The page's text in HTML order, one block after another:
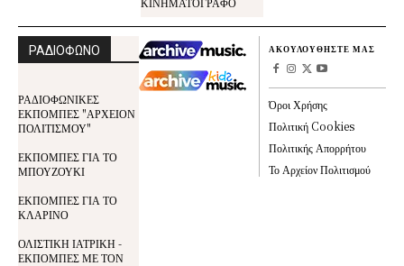
ΡΑΔΙΟΦΩΝΟ
ΡΑΔΙΟΦΩΝΙΚΕΣ
ΕΚΠΟΜΠΕΣ "ΑΡΧΕΙΟΝ
ΠΟΛΙΤΙΣΜΟΥ"
ΕΚΠΟΜΠΕΣ ΓΙΑ ΤΟ
ΜΠΟΥΖΟΥΚΙ
ΕΚΠΟΜΠΕΣ ΓΙΑ ΤΟ
ΚΛΑΡΙΝΟ
ΟΛΙΣΤΙΚΗ ΙΑΤΡΙΚΗ -
ΕΚΠΟΜΠΕΣ ΜΕ ΤΟΝ
ΑΚΟΥΛΟΥΘΗΣΤΕ ΜΑΣ
Όροι Χρήσης
Πολιτική Cookies
Πολιτικής Απορρήτου
Το Αρχείον Πολιτισμού